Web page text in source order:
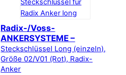
Radix-/Voss-
ANKERSYSTEME –
Steckschlüssel Long (einzeln),
Größe 02/V01 (Rot), Radix-
Anker